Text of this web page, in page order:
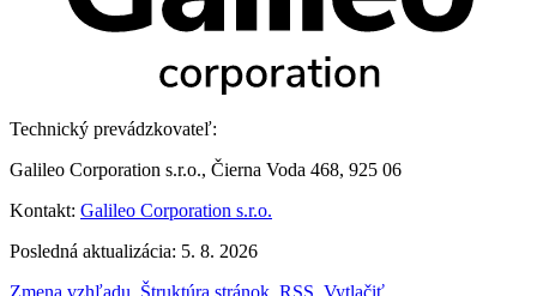
Technický prevádzkovateľ:
Galileo Corporation s.r.o., Čierna Voda 468, 925 06
Kontakt: Galileo Corporation s.r.o.
Posledná aktualizácia: 5. 8. 2026
Zmena vzhľadu Štruktúra stránok RSS Vytlačiť